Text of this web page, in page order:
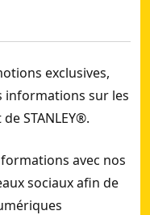
exclusives,
informations sur les
STANLEY®.
avec nos
sociaux afin de